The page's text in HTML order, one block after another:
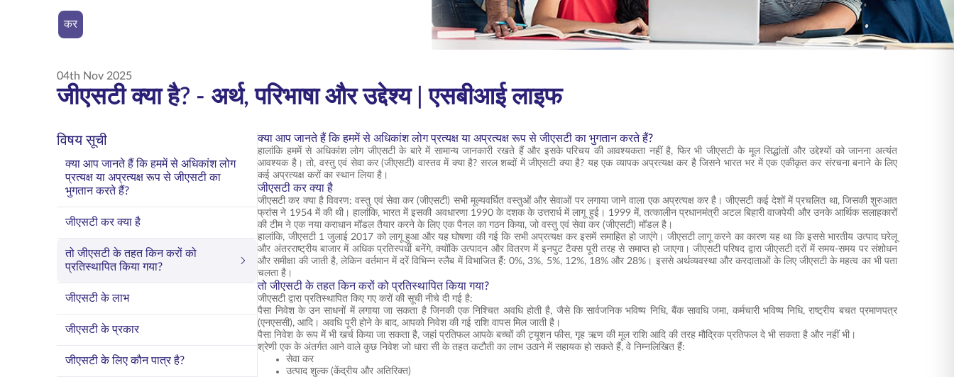
कर
04th Nov 2025
जीएसटी क्या है? - अर्थ, परिभाषा और उद्देश्य | एसबीआई लाइफ
विषय सूची
क्या आप जानते हैं कि हममें से अधिकांश लोग
प्रत्यक्ष या अप्रत्यक्ष रूप से जीएसटी का
भुगतान करते हैं?
जीएसटी कर क्या है
तो जीएसटी के तहत किन करों को
प्रतिस्थापित किया गया?
जीएसटी के लाभ
जीएसटी के प्रकार
जीएसटी के लिए कौन पात्र है?
क्या आप जानते हैं कि हममें से अधिकांश लोग प्रत्यक्ष या अप्रत्यक्ष रूप से जीएसटी का भुगतान करते हैं?
हालांकि हममें से अधिकांश लोग जीएसटी के बारे में सामान्य जानकारी रखते हैं और इसके परिचय की आवश्यकता नहीं है, फिर भी जीएसटी के मूल सिद्धांतों और उद्देश्यों को जानना अत्यंत
आवश्यक है। तो, वस्तु एवं सेवा कर (जीएसटी) वास्तव में क्या है? सरल शब्दों में जीएसटी क्या है? यह एक व्यापक अप्रत्यक्ष कर है जिसने भारत भर में एक एकीकृत कर संरचना बनाने के लिए
कई अप्रत्यक्ष करों का स्थान लिया है।
जीएसटी कर क्या है
जीएसटी कर क्या है विवरण: वस्तु एवं सेवा कर (जीएसटी) सभी मूल्यवर्धित वस्तुओं और सेवाओं पर लगाया जाने वाला एक अप्रत्यक्ष कर है। जीएसटी कई देशों में प्रचलित था, जिसकी शुरुआत
फ्रांस ने 1954 में की थी। हालांकि, भारत में इसकी अवधारणा 1990 के दशक के उत्तरार्ध में लागू हुई। 1999 में, तत्कालीन प्रधानमंत्री अटल बिहारी वाजपेयी और उनके आर्थिक सलाहकारों
की टीम ने एक नया कराधान मॉडल तैयार करने के लिए एक पैनल का गठन किया, जो वस्तु एवं सेवा कर (जीएसटी) मॉडल है।
हालांकि, जीएसटी 1 जुलाई 2017 को लागू हुआ और यह घोषणा की गई कि सभी अप्रत्यक्ष कर इसमें समाहित हो जाएंगे। जीएसटी लागू करने का कारण यह था कि इससे भारतीय उत्पाद घरेलू
और अंतरराष्ट्रीय बाजार में अधिक प्रतिस्पर्धी बनेंगे, क्योंकि उत्पादन और वितरण में इनपुट टैक्स पूरी तरह से समाप्त हो जाएगा। जीएसटी परिषद द्वारा जीएसटी दरों में समय-समय पर संशोधन
और समीक्षा की जाती है, लेकिन वर्तमान में दरें विभिन्न स्लैब में विभाजित हैं: 0%, 3%, 5%, 12%, 18% और 28%। इससे अर्थव्यवस्था और करदाताओं के लिए जीएसटी के महत्व का भी पता
चलता है।
तो जीएसटी के तहत किन करों को प्रतिस्थापित किया गया?
जीएसटी द्वारा प्रतिस्थापित किए गए करों की सूची नीचे दी गई है:
पैसा निवेश के उन साधनों में लगाया जा सकता है जिनकी एक निश्चित अवधि होती है, जैसे कि सार्वजनिक भविष्य निधि, बैंक सावधि जमा, कर्मचारी भविष्य निधि, राष्ट्रीय बचत प्रमाणपत्र
(एनएससी), आदि। अवधि पूरी होने के बाद, आपको निवेश की गई राशि वापस मिल जाती है।
पैसा निवेश के रूप में भी खर्च किया जा सकता है, जहां प्रतिफल आपके बच्चों की ट्यूशन फीस, गृह ऋण की मूल राशि आदि की तरह मौद्रिक प्रतिफल दे भी सकता है और नहीं भी।
श्रेणी एक के अंतर्गत आने वाले कुछ निवेश जो धारा सी के तहत कटौती का लाभ उठाने में सहायक हो सकते हैं, वे निम्नलिखित हैं:
सेवा कर
उत्पाद शुल्क (केंद्रीय और अतिरिक्त)